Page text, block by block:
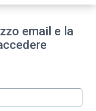
email e la